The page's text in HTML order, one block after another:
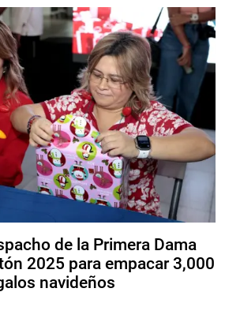
de la Primera Dama
2025 para empacar 3,000
navideños